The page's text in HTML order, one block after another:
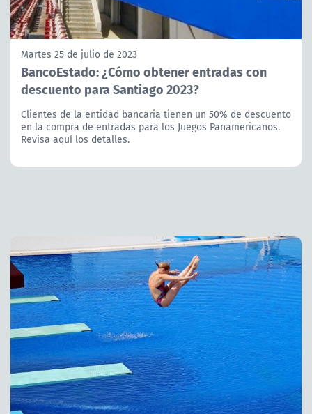
Martes 25 de julio de 2023
BancoEstado: ¿Cómo obtener entradas con
descuento para Santiago 2023?
Clientes de la entidad bancaria tienen un 50% de descuento
en la compra de entradas para los Juegos Panamericanos.
Revisa aquí los detalles.